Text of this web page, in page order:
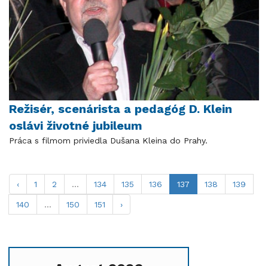
Režisér, scenárista a pedagóg D. Klein
oslávi životné jubileum
Práca s filmom priviedla Dušana Kleina do Prahy.
‹ 1 2 ... 134 135 136 137 138 139
140 ... 150 151 ›